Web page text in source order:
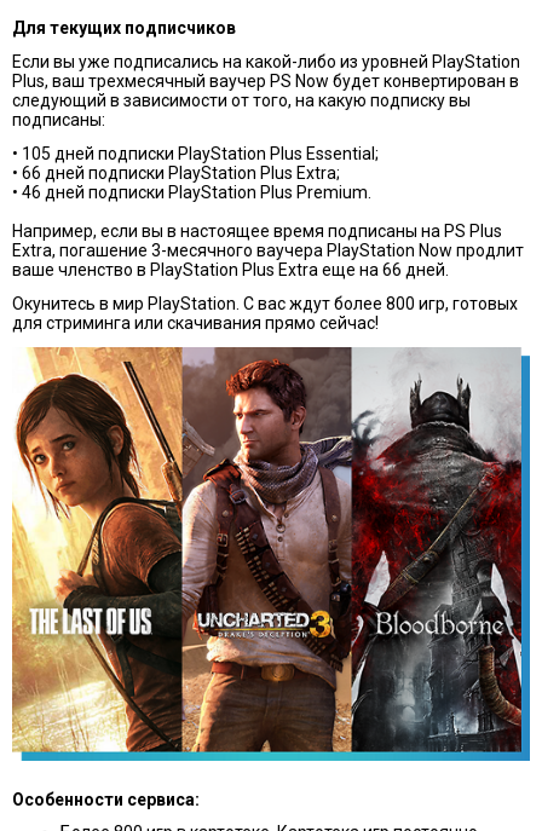
Для текущих подписчиков
Если вы уже подписались на какой-либо из уровней PlayStation
Plus, ваш трехмесячный ваучер PS Now будет конвертирован в
следующий в зависимости от того, на какую подписку вы
подписаны:
• 105 дней подписки PlayStation Plus Essential;
• 66 дней подписки PlayStation Plus Extra;
• 46 дней подписки PlayStation Plus Premium.
Например, если вы в настоящее время подписаны на PS Plus
Extra, погашение 3-месячного ваучера PlayStation Now продлит
ваше членство в PlayStation Plus Extra еще на 66 дней.
Окунитесь в мир PlayStation. С вас ждут более 800 игр, готовых
для стриминга или скачивания прямо сейчас!
Особенности сервиса: